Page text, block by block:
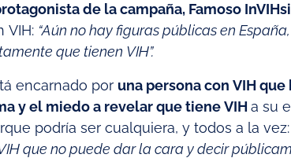
de la campaña, Famoso
VIH: “Aún no hay figuras públicas en
que tienen VIH”.
encarnado por una persona con VIH
y el miedo a revelar que tiene VIH a su
podría ser cualquiera, y todos a la vez:
que no puede dar la cara y decir